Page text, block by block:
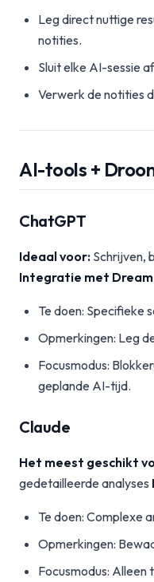
Leg direct nuttige
notities.
Sluit elke AI-sessie
Verwerk de notities
AI-tools +
ChatGPT
Ideaal voor: Schrijven,
Integratie met
Te doen: Specifieke
Opmerkingen: Leg
Focusmodus:
geplande AI-tijd.
Claude
Het meest geschikt
gedetailleerde analyses
Te doen: Complexe
Opmerkingen:
Focusmodus: